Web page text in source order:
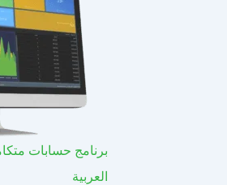
برنامج حسابات
العربية